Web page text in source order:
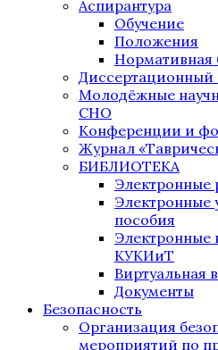
Аспирантура
Обучение
Положения
Нормативная
Диссертационный
Молодёжные
СНО
Конференции и
Журнал
БИБЛИОТЕКА
Электронные
Электронные
пособия
Электронные
КУКИиТ
Виртуальная
Документы
Безопасность
Организация
мероприятий по